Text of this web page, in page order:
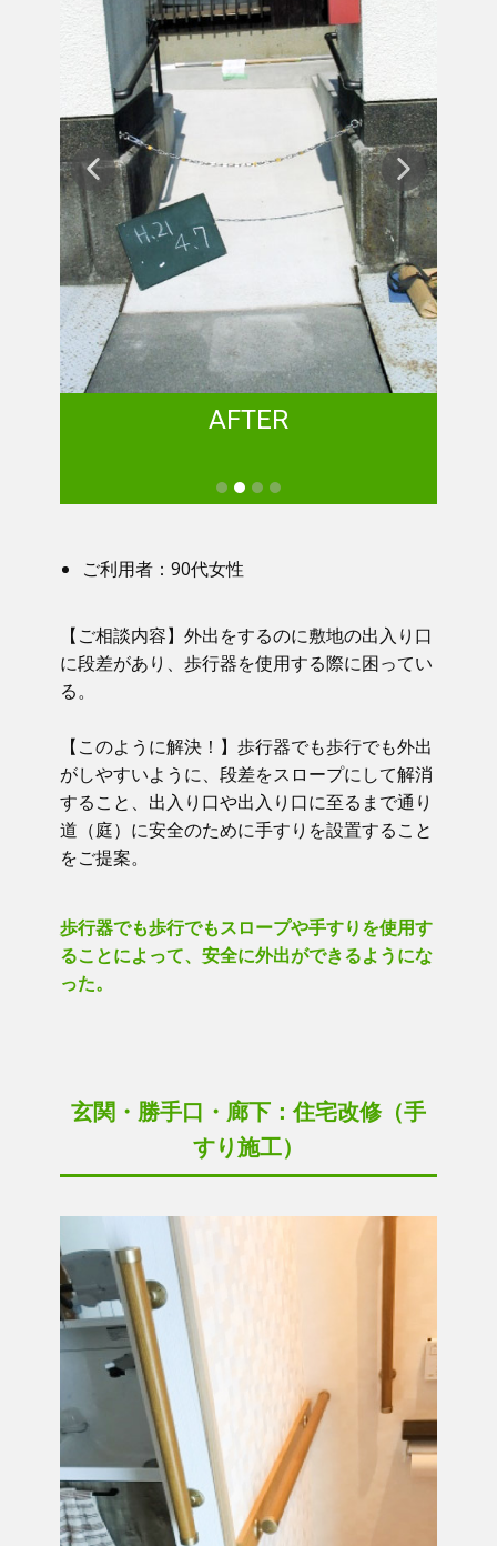
AFTER
ご利用者：​90代女性
【ご相談内容】​​ 外出をするのに敷地の出入り口
に段差があり、歩行器を使用する際に困ってい
る。
【このように解決！】​​ 歩行器でも歩行でも外出
がしやすいように、段差をスロープにして解消
すること、出入り口や出入り口に至るまで通り
道（庭）に安全のために手すりを設置すること
をご提案。
歩行器でも歩行でもスロープや手すりを使用す
ることによって、安全に外出ができるようにな
った。
玄関・勝手口・廊下：住宅改修（手
すり施工）